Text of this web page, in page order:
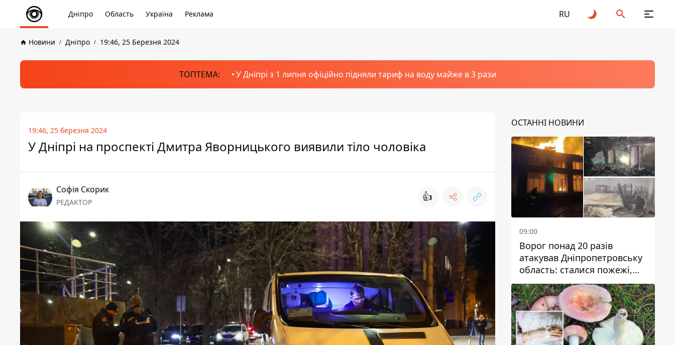
Дніпро Область Україна Реклама RU
Новини Дніпро 19:46, 25 Березня 2024
ТОПТЕМА: У Дніпрі з 1 липня офіційно підняли тариф на воду майже в 3 рази
19:46, 25 березня 2024
У Дніпрі на проспекті Дмитра Яворницького виявили тіло чоловіка
Софія Скорик
РЕДАКТОР 👍
ОСТАННІ НОВИНИ
09:00
Ворог понад 20 разів
атакував Дніпропетровську
область: сталися пожежі,
постраждали будинки,
інфраструктура та авто